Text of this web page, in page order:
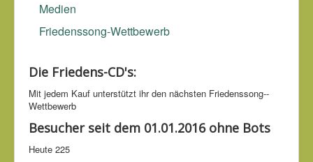
Medien
Friedenssong-Wettbewerb
Die Friedens-CD's:
Mit jedem Kauf unter­stützt ihr den nächsten Friedens­song-­
Wettbe­werb
Besucher seit dem 01.01.2016 ohne Bots
Heute 225